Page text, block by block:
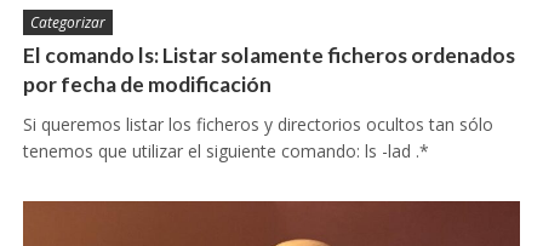
Categorizar
El comando ls: Listar solamente ficheros ordenados
por fecha de modificación
Si queremos listar los ficheros y directorios ocultos tan sólo
tenemos que utilizar el siguiente comando: ls -lad .*